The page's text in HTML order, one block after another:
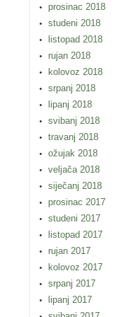
prosinac 2018
studeni 2018
listopad 2018
rujan 2018
kolovoz 2018
srpanj 2018
lipanj 2018
svibanj 2018
travanj 2018
ožujak 2018
veljača 2018
siječanj 2018
prosinac 2017
studeni 2017
listopad 2017
rujan 2017
kolovoz 2017
srpanj 2017
lipanj 2017